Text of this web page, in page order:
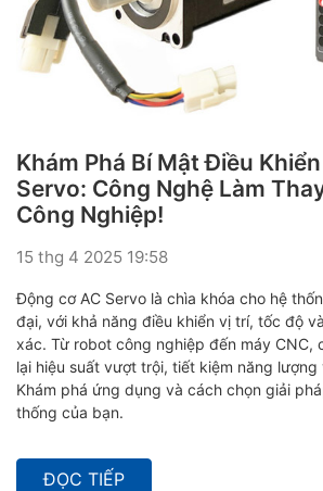
Khám Phá Bí Mật Điều
Servo: Công Nghệ Làm
Công Nghiệp!
15 thg 4 2025 19:58
Động cơ AC Servo là chìa khóa cho hệ
đại, với khả năng điều khiển vị trí, tốc độ
xác. Từ robot công nghiệp đến máy CNC,
lại hiệu suất vượt trội, tiết kiệm năng lượng
Khám phá ứng dụng và cách chọn giải
thống của bạn.
ĐỌC TIẾP